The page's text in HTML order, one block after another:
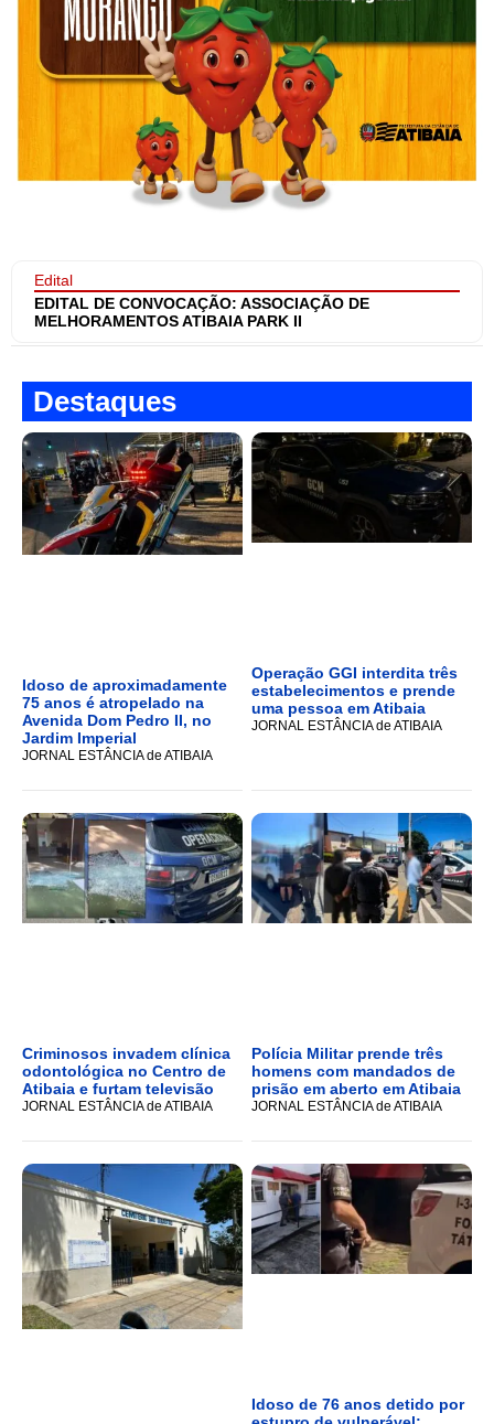
Edital
EDITAL DE CONVOCAÇÃO: ASSOCIAÇÃO DE
MELHORAMENTOS ATIBAIA PARK II
Destaques
Idoso de aproximadamente
75 anos é atropelado na
Avenida Dom Pedro II, no
Jardim Imperial
JORNAL ESTÂNCIA de ATIBAIA
Operação GGI interdita três
estabelecimentos e prende
uma pessoa em Atibaia
JORNAL ESTÂNCIA de ATIBAIA
Criminosos invadem clínica
odontológica no Centro de
Atibaia e furtam televisão
JORNAL ESTÂNCIA de ATIBAIA
Polícia Militar prende três
homens com mandados de
prisão em aberto em Atibaia
JORNAL ESTÂNCIA de ATIBAIA
Idoso de 76 anos detido por